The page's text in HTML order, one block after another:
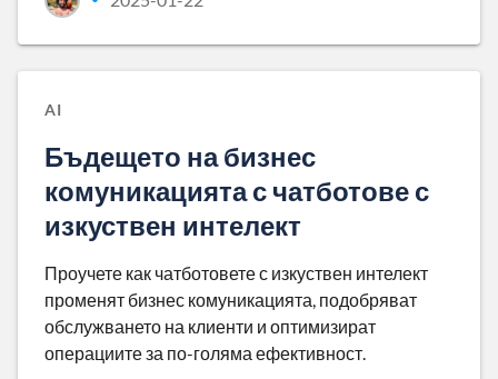
AI
Бъдещето на бизнес
комуникацията с чатботове с
изкуствен интелект
Проучете как чатботовете с изкуствен интелект
променят бизнес комуникацията, подобряват
обслужването на клиенти и оптимизират
операциите за по-голяма ефективност.